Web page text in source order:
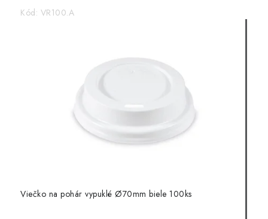
Kód: VR100.A
Viečko na pohár vypuklé Ø70mm biele 100ks